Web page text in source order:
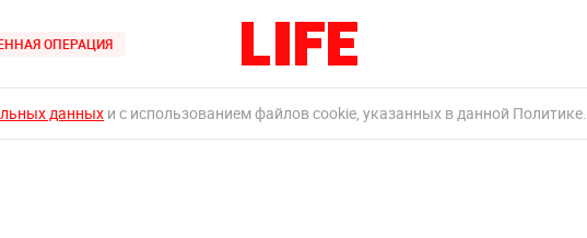
ОПЕРАЦИЯ
данных и с использованием файлов cookie, указанных в данной Политике.